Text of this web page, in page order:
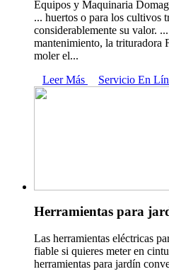
Equipos y Maquinaria
... huertos o para los cultivos
considerablemente su valor.
mantenimiento, la trituradora
moler el...
Leer Más
Servicio En
Herramientas para
Las herramientas eléctricas
fiable si quieres meter en
herramientas para jardín